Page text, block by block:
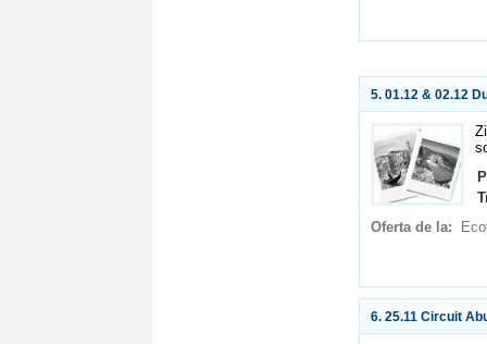
5. 01.12 & 02.12
Oferta de la:
6. 25.11 Circuit